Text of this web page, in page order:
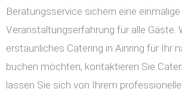
Beratungsservice sichern eine
Veranstaltungserfahrung für alle Gäste.
erstaunliches Catering in Ainring für Ihr
buchen möchten, kontaktieren Sie
lassen Sie sich von Ihrem